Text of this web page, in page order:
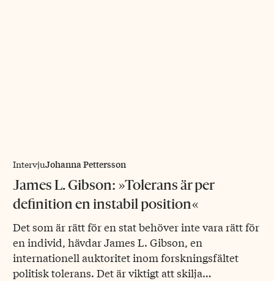
IntervjuJohanna Pettersson
James L. Gibson: »Tolerans är per
definition en instabil position«
Det som är rätt för en stat behöver inte vara rätt för
en individ, hävdar James L. Gibson, en
internationell auktoritet inom forskningsfältet
politisk tolerans. Det är viktigt att skilja…